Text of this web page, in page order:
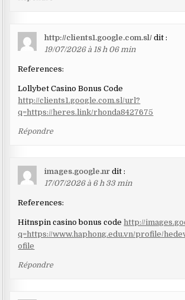
http://clients1.google.com.sl/ dit :
19/07/2026 à 18 h 06 min
References:
Lollybet Casino Bonus Code
http://clients1.google.com.sl/url?
q=https://heres.link/rhonda8427675
Répondre
images.google.nr dit :
17/07/2026 à 6 h 33 min
References:
Hitnspin casino bonus code http://
q=https://www.haphong.edu.vn/profile/
ofile
Répondre